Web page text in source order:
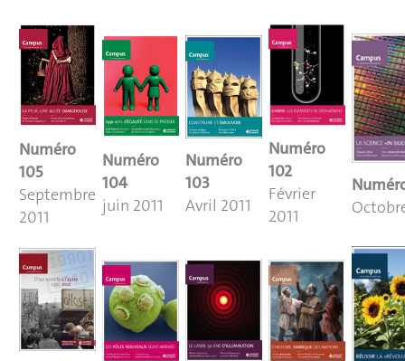
Numéro
105
Septembre
2011
Numéro
104
juin 2011
Numéro
103
Avril 2011
Numéro
102
Février
2011